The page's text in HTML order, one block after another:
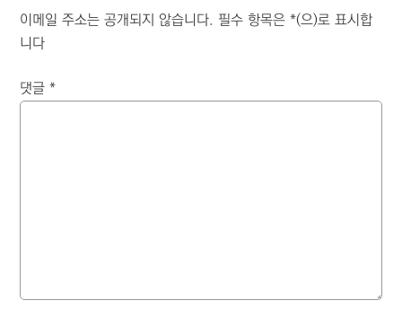
이메일 주소는 공개되지 않습니다. 필수 항목은*(으)로 표시합
니다
댓글*